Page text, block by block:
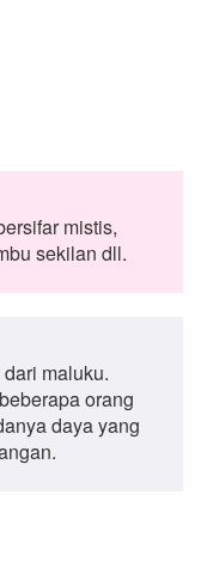
mistis,
sekilan dll.
maluku.
orang
daya yang